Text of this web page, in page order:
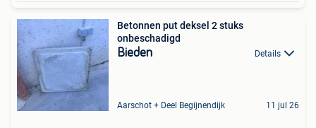
Betonnen put deksel 2 stuks
onbeschadigd
Bieden Details
Aarschot + Deel Begijnendijk 11 jul 26